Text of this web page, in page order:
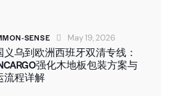
SENSE May 19, 2026
义乌到欧洲西班牙双清专线：
强化木地板包装方案与
流程详解